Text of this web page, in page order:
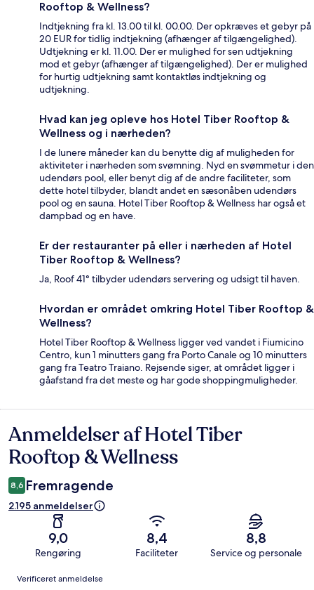
Rooftop & Wellness?
Indtjekning fra kl. 13.00 til kl. 00.00. Der opkræves et gebyr på
20 EUR for tidlig indtjekning (afhænger af tilgængelighed).
Udtjekning er kl. 11.00. Der er mulighed for sen udtjekning
mod et gebyr (afhænger af tilgængelighed). Der er mulighed
for hurtig udtjekning samt kontaktløs indtjekning og
udtjekning.
Hvad kan jeg opleve hos Hotel Tiber Rooftop &
Wellness og i nærheden?
I de lunere måneder kan du benytte dig af muligheden for
aktiviteter i nærheden som svømning. Nyd en svømmetur i den
udendørs pool, eller benyt dig af de andre faciliteter, som
dette hotel tilbyder, blandt andet en sæsonåben udendørs
pool og en sauna. Hotel Tiber Rooftop & Wellness har også et
dampbad og en have.
Er der restauranter på eller i nærheden af Hotel
Tiber Rooftop & Wellness?
Ja, Roof 41° tilbyder udendørs servering og udsigt til haven.
Hvordan er området omkring Hotel Tiber Rooftop &
Wellness?
Hotel Tiber Rooftop & Wellness ligger ved vandet i Fiumicino
Centro, kun 1 minutters gang fra Porto Canale og 10 minutters
gang fra Teatro Traiano. Rejsende siger, at området ligger i
gåafstand fra det meste og har gode shoppingmuligheder.
Anmeldelser
Anmeldelser af Hotel Tiber
Rooftop & Wellness
8,6 Fremragende
2.195 anmeldelser
9,0
Rengøring
8,4
Faciliteter
8,8
Service og personale
Anmeldelser
Verificeret anmeldelse